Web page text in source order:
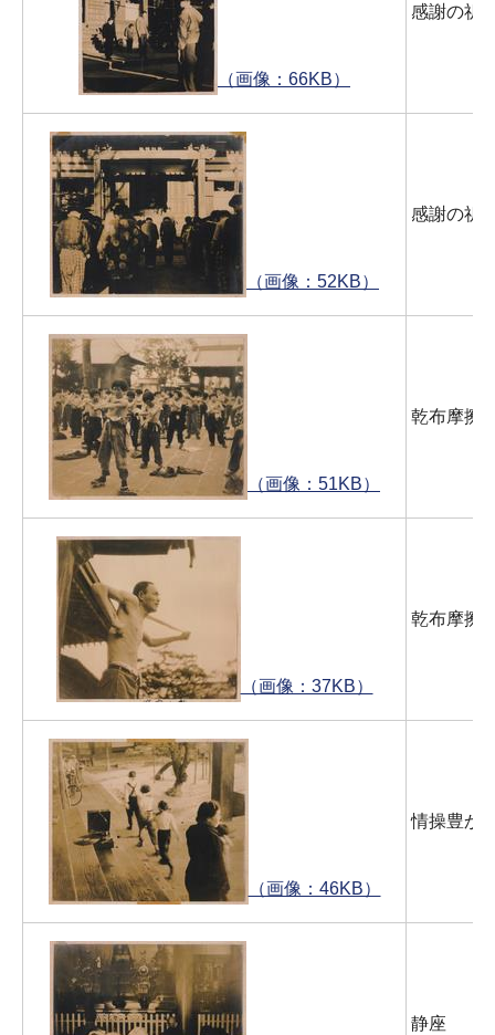
（画像：66KB）
感謝の祈
（画像：52KB）
感謝の祈
（画像：51KB）
乾布摩擦
（画像：37KB）
乾布摩擦
（画像：46KB）
情操豊か
静座